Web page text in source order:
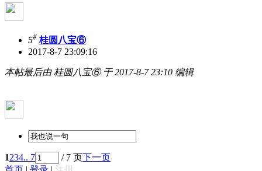
5# 桂圆八宝⑥
2017-8-7 23:09:16
本帖最后由 桂圆八宝⑥ 于 2017-8-7 23:10 编辑
1234.. 7 / 7 页下一页